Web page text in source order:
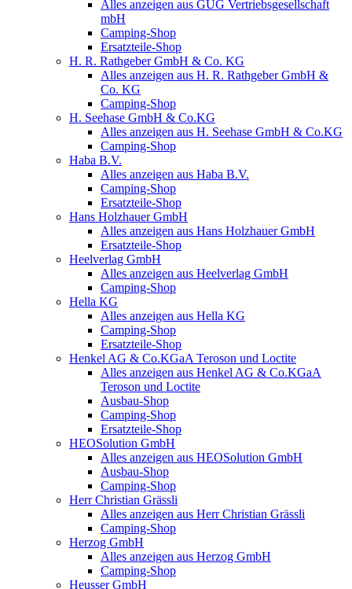
Alles anzeigen aus GUG Vertriebsgesellschaft
mbH
Camping-Shop
Ersatzteile-Shop
H. R. Rathgeber GmbH & Co. KG
Alles anzeigen aus H. R. Rathgeber GmbH &
Co. KG
Camping-Shop
H. Seehase GmbH & Co.KG
Alles anzeigen aus H. Seehase GmbH & Co.KG
Camping-Shop
Haba B.V.
Alles anzeigen aus Haba B.V.
Camping-Shop
Ersatzteile-Shop
Hans Holzhauer GmbH
Alles anzeigen aus Hans Holzhauer GmbH
Ersatzteile-Shop
Heelverlag GmbH
Alles anzeigen aus Heelverlag GmbH
Camping-Shop
Hella KG
Alles anzeigen aus Hella KG
Camping-Shop
Ersatzteile-Shop
Henkel AG & Co.KGaA Teroson und Loctite
Alles anzeigen aus Henkel AG & Co.KGaA
Teroson und Loctite
Ausbau-Shop
Camping-Shop
Ersatzteile-Shop
HEOSolution GmbH
Alles anzeigen aus HEOSolution GmbH
Ausbau-Shop
Camping-Shop
Herr Christian Grässli
Alles anzeigen aus Herr Christian Grässli
Camping-Shop
Herzog GmbH
Alles anzeigen aus Herzog GmbH
Camping-Shop
Heusser GmbH